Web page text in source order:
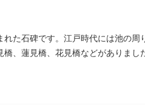
た石碑です。江戸時代には池の周
、蓮見橋、花見橋などがありまし